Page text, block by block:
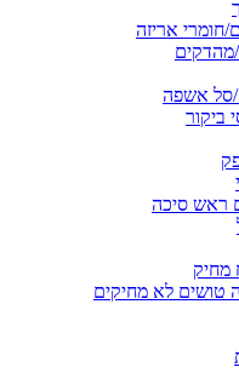
חומרי אריזה
מהדקים
סל אשפה
ביקור
ראש סיכה
מחיק
טושים לא מחיקים